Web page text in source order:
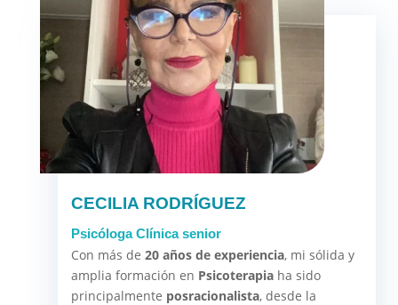
CECILIA RODRÍGUEZ
Psicóloga Clínica senior
Con más de 20 años de experiencia, mi sólida y
amplia formación en Psicoterapiaha sido
principalmente posracionalista, desde la